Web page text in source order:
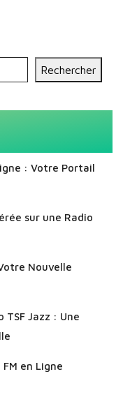
Rechercher
: Votre Portail
sur une Radio
Nouvelle
TSF Jazz : Une
en Ligne